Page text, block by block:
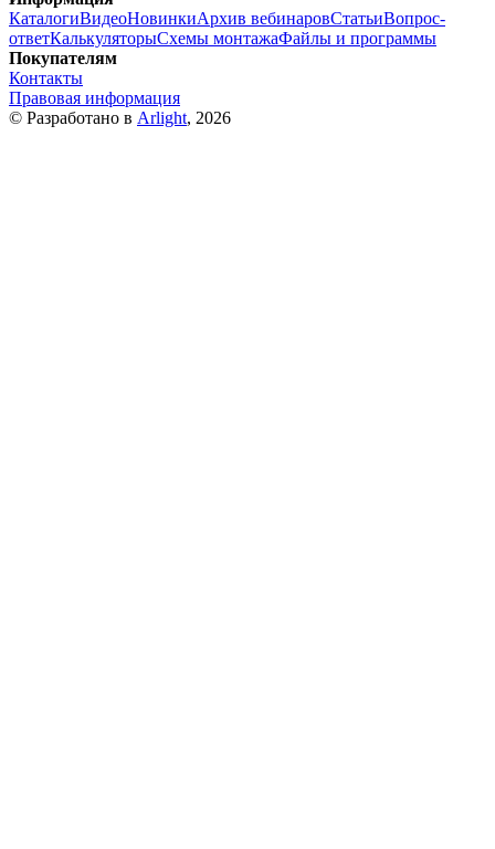
КаталогиВидеоНовинкиАрхив вебинаровСтатьиВопрос-
ответКалькуляторыСхемы монтажаФайлы и программы
Покупателям
Контакты
Правовая информация
© Разработано в Arlight, 2026